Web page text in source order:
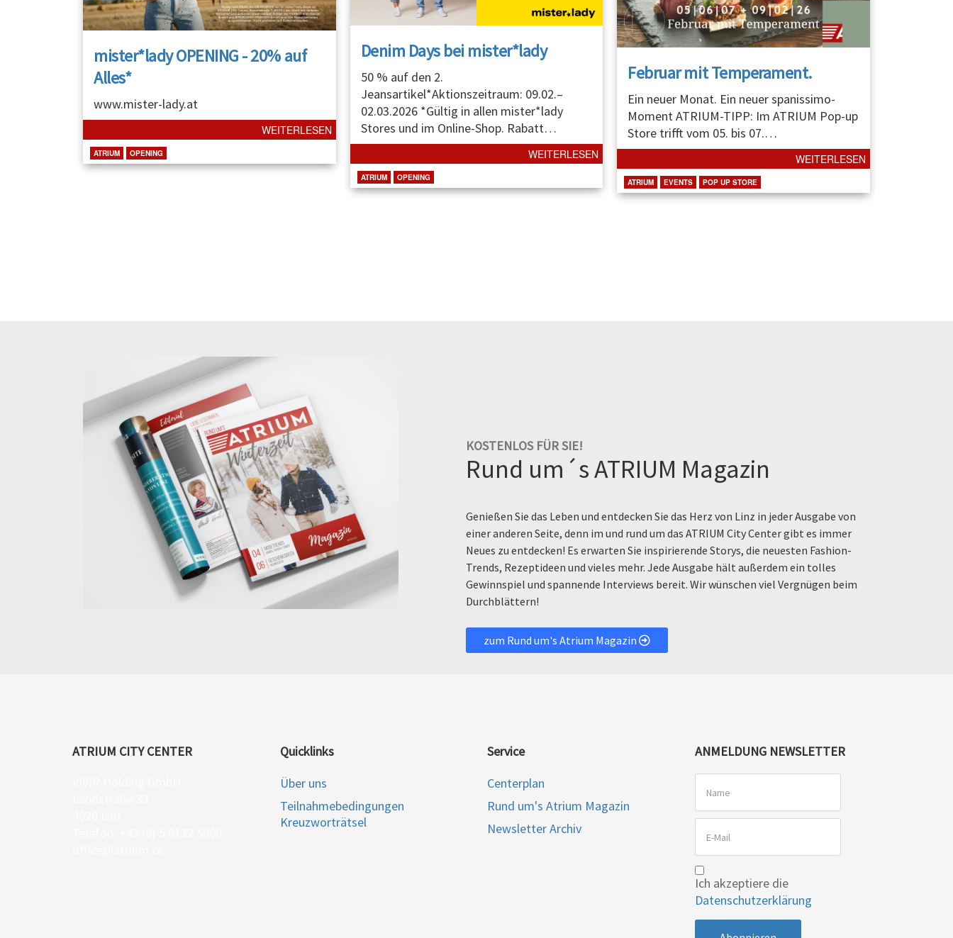
Denim Days bei mister*lady
50 % auf den 2.
Jeansartikel*Aktionszeitraum: 09.02.–
02.03.2026 *Gültig in allen mister*lady
Stores und im Online-Shop. Rabatt…
WEITERLESEN
ATRIUM OPENING
mister*lady OPENING - 20% auf
Alles*
www.mister-lady.at
WEITERLESEN
ATRIUM OPENING
Februar mit Temperament.
Ein neuer Monat. Ein neuer spanissimo-
Moment ATRIUM-TIPP: Im ATRIUM Pop-up
Store trifft vom 05. bis 07.…
WEITERLESEN
ATRIUM EVENTS POP UP STORE
KOSTENLOS FÜR SIE!
Rund um´s ATRIUM Magazin
Genießen Sie das Leben und entdecken Sie das Herz von Linz in jeder Ausgabe von
einer anderen Seite, denn im und rund um das ATRIUM City Center gibt es immer
Neues zu entdecken! Es erwarten Sie inspirierende Storys, die neuesten Fashion-
Trends, Rezeptideen und vieles mehr. Jede Ausgabe hält außerdem ein tolles
Gewinnspiel und spannende Interviews bereit. Wir wünschen viel Vergnügen beim
Durchblättern!
zum Rund um's Atrium Magazin
ATRIUM CITY CENTER
Quicklinks
Über uns
Teilnahmebedingungen
Kreuzworträtsel
Service
Centerplan
Rund um's Atrium Magazin
Newsletter Archiv
ANMELDUNG NEWSLETTER
Ich akzeptiere die
Datenschutzerklärung